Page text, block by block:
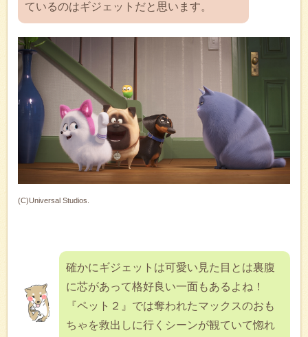
ているのはギジェットだと思います。
(C)Universal Studios.
確かにギジェットは可愛い見た目とは裏腹
に芯があって格好良い一面もあるよね！
『ペット２』では奪われたマックスのおも
ちゃを救出しに行くシーンが観ていて惚れ